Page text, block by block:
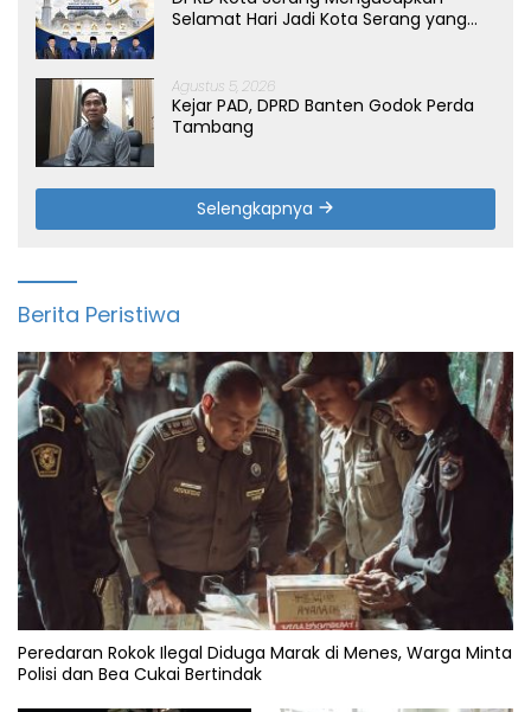
Selamat Hari Jadi Kota Serang yang
Agustus 5, 2026
Kejar PAD, DPRD Banten Godok Perda
Tambang
Selengkapnya
Berita Peristiwa
Peredaran Rokok Ilegal Diduga Marak di Menes, Warga Minta
Polisi dan Bea Cukai Bertindak